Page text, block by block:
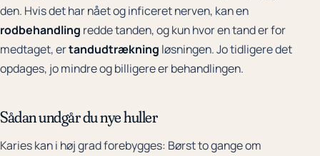
den. Hvis det har nået og inficeret nerven, kan en
rodbehandling redde tanden, og kun hvor en tand er for
medtaget, ertandudtrækning løsningen. Jo tidligere det
opdages, jo mindre og billigere er behandlingen.
Sådan undgår du nye huller
Karies kan i høj grad forebygges: Børst to gange om